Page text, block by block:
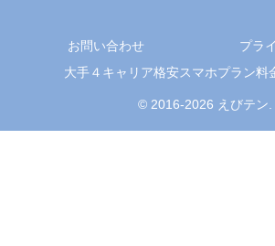
お問い合わせ
プラ
大手４キャリア格安スマホプラン料
© 2016-2026 えびテン.